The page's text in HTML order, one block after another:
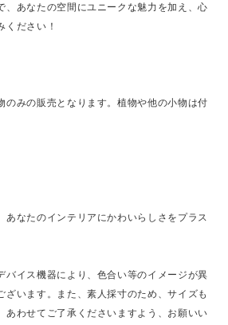
、あなたの空間にユニークな魅力を加え、心
ください！
みの販売となります。植物や他の小物は付
あなたのインテリアにかわいらしさをプラス
イス機器により、色合い等のイメージが異
ざいます。また、素人採寸のため、サイズも
あわせてご了承くださいますよう、お願いい